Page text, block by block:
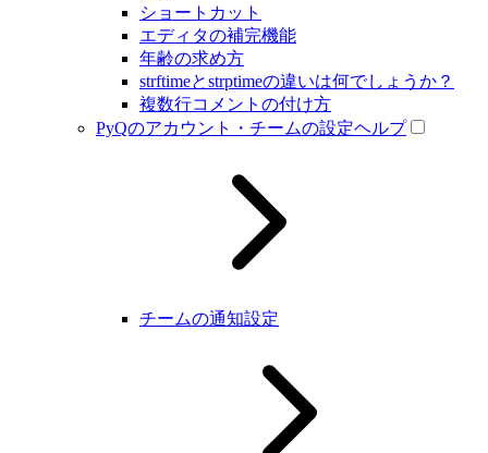
ショートカット
エディタの補完機能
年齢の求め方
strftimeとstrptimeの違いは何でしょうか？
複数行コメントの付け方
PyQのアカウント・チームの設定ヘルプ
チームの通知設定